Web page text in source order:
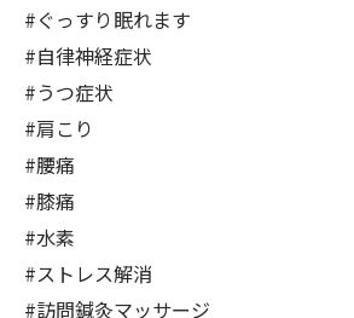
#ぐっすり眠れます
#自律神経症状
#うつ症状
#肩こり
#腰痛
#膝痛
#水素
#ストレス解消
#訪問鍼灸マッサージ